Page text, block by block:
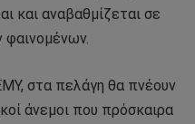
και αναβαθμίζεται σε
φαινομένων.
στα πελάγη θα πνέουν
άνεμοι που πρόσκαιρα